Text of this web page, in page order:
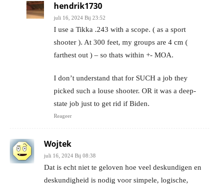
hendrik1730
juli 16, 2024 Bij 23:52
I use a Tikka .243 with a scope. ( as a sport
shooter ). At 300 feet, my groups are 4 cm (
farthest out ) – so thats within +- MOA.
I don’t understand that for SUCH a job they
picked such a louse shooter. OR it was a deep-
state job just to get rid if Biden.
Reageer
Wojtek
juli 16, 2024 Bij 08:38
Dat is echt niet te geloven hoe veel deskundigen en
deskundigheid is nodig voor simpele, logische,